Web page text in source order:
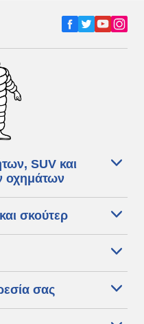
SUV και
οχημάτων
σκούτερ
σας